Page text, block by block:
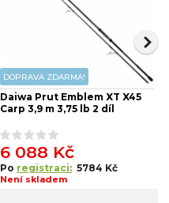
DOPRAVA ZDARMA!
Daiwa Prut Emblem XT X45
Carp 3,9 m 3,75 lb 2 díl
6 088 Kč
Po registraci: 5784 Kč
Není skladem